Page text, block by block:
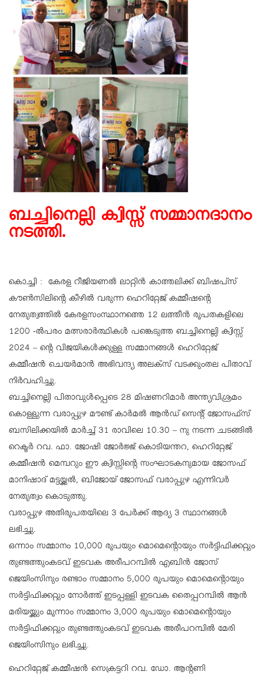
ബച്ചിനെല്ലി ക്വിസ്സ് സമ്മാനദാനം
നടത്തി.
കൊച്ചി : കേരള റീജിയണല്‍ ലാറ്റിന്‍ കാത്തലിക്ക് ബിഷപ്‌സ്
കൗണ്‍സിലിന്റെ കീഴില്‍ വരുന്ന ഹെറിറ്റേജ് കമ്മീഷന്റെ
നേതൃത്വത്തില്‍ കേരളസംസ്ഥാനത്തെ 12 ലത്തീന്‍ രൂപതകളിലെ
1200 -ല്‍പരം മത്സരാര്‍ത്ഥികള്‍ പങ്കെടുത്ത ബച്ചിനെല്ലി ക്വിസ്സ്
2024 – ന്റെ വിജയികള്‍ക്കുള്ള സമ്മാനങ്ങള്‍ ഹെറിറ്റേജ്
കമ്മീഷന്‍ ചെയര്‍മാന്‍ അഭിവന്ദ്യ അലക്‌സ് വടക്കുംതല പിതാവ്
നിര്‍വഹിച്ചു.
ബച്ചിനെല്ലി പിതാവുള്‍പ്പെടെ 28 മിഷണറിമാര്‍ അന്ത്യവിശ്രമം
കൊള്ളുന്ന വരാപ്പുഴ മൗണ്ട് കാര്‍മല്‍ ആന്‍ഡ് സെന്റ് ജോസഫ്‌സ്
ബസിലിക്കയില്‍ മാര്‍ച്ച് 31 രാവിലെ 10.30 – നു നടന്ന ചടങ്ങില്‍
റെക്ടര്‍ റവ. ഫാ. ജോഷി ജോര്‍ജ്ജ് കൊടിയന്തറ, ഹെറിറ്റേജ്
കമ്മീഷന്‍ മെമ്പറും ഈ ക്വിസ്സിന്റെ സംഘാടകനുമായ ജോസഫ്
മാനിഷാദ് മട്ടയ്ക്കല്‍, ബിജോയ് ജോസഫ് വരാപ്പുഴ എന്നിവര്‍
നേതൃത്വം കൊടുത്തു.
വരാപ്പുഴ അതിരൂപതയിലെ 3 പേര്‍ക്ക് ആദ്യ 3 സ്ഥാനങ്ങള്‍
ലഭിച്ചു.
ഒന്നാം സമ്മാനം 10,000 രൂപയും മൊമെന്റൊയും സര്‍ട്ടിഫിക്കറ്റും
തുണ്ടത്തുംകടവ് ഇടവക അരീപറമ്പില്‍ എബിന്‍ ജോസ്
ജെയിംസിനും രണ്ടാം സമ്മാനം 5,000 രൂപയും മൊമെന്റൊയും
സര്‍ട്ടിഫിക്കറ്റും നോര്‍ത്ത് ഇടപ്പള്ളി ഇടവക തൈപ്പറമ്പില്‍ ആന്‍
മരിയയ്ക്കും മൂന്നാം സമ്മാനം 3,000 രൂപയും മൊമെന്റൊയും
സര്‍ട്ടിഫിക്കറ്റും തുണ്ടത്തുംകടവ് ഇടവക അരീപറമ്പില്‍ മേരി
ജെയിംസിനും ലഭിച്ചു.
ഹെറിറ്റേജ് കമ്മീഷന്‍ സെക്രട്ടറി റവ. ഡോ. ആന്റണി